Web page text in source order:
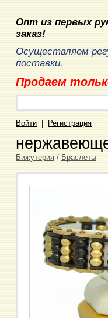
Опт из первых
заказ!
Осуществляем
поставки.
Продаем
Войти Регистрация
Бижутерия / Браслеты